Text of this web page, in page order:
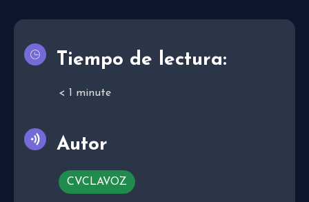
Tiempo de lectura:
< 1 minute
Autor
CVCLAVOZ